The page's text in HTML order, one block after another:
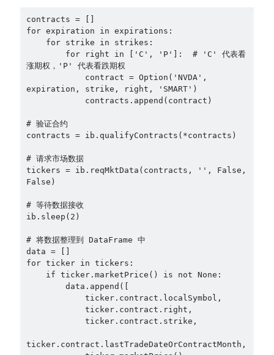
contracts = []
for expiration in expirations:
涨期权，'P' 代表看跌期权
expiration, strike, right, 'SMART')
# 验证合约
contracts = ib.qualifyContracts(*contracts)
# 请求市场数据
tickers = ib.reqMktData(contracts, '', False,
False)
# 等待数据接收
ib.sleep(2)
# 将数据整理到 DataFrame 中
data = []
for ticker in tickers:
ticker.contract.lastTradeDateOrContractMonth,